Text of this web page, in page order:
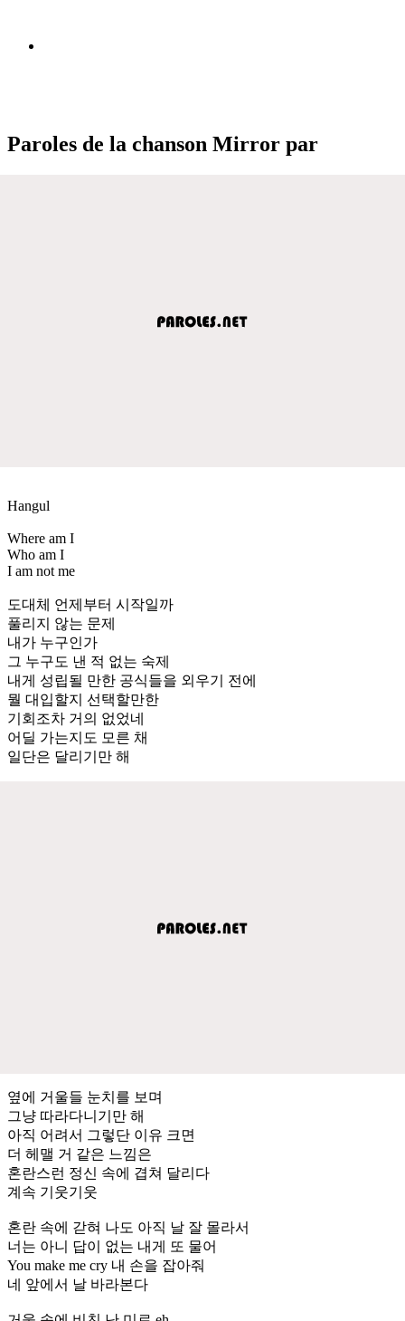
Paroles de la chanson Mirror par
Hangul
Where am I
Who am I
I am not me
도대체 언제부터 시작일까
풀리지 않는 문제
내가 누구인가
그 누구도 낸 적 없는 숙제
내게 성립될 만한 공식들을 외우기 전에
뭘 대입할지 선택할만한
기회조차 거의 없었네
어딜 가는지도 모른 채
일단은 달리기만 해
옆에 거울들 눈치를 보며
그냥 따라다니기만 해
아직 어려서 그렇단 이유 크면
더 헤맬 거 같은 느낌은
혼란스런 정신 속에 겹쳐 달리다
계속 기웃기웃
혼란 속에 갇혀 나도 아직 날 잘 몰라서
너는 아니 답이 없는 내게 또 물어
You make me cry 내 손을 잡아줘
네 앞에서 날 바라본다